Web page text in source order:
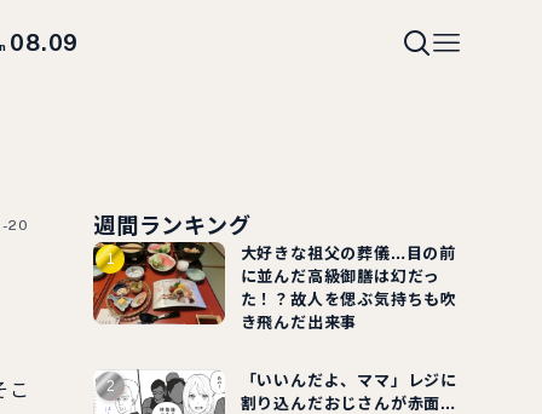
08.09
20
こ
週間ランキング
大好きな祖父の葬儀…目の前
に並んだ高級御膳は幻だっ
た！？故人を偲ぶ気持ちも吹
き飛んだ出来事
「いいんだよ、ママ」レジに
割り込んだおじさんが赤面…